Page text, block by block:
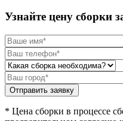
Узнайте цену сборки
Отправить заявку
* Цена сборки в процессе